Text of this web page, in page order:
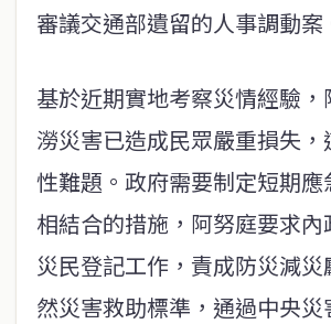
審議交通部遺留的人事調動案
基於近期實地考察災情經驗
澇災害已造成民眾嚴重損失
性難題。政府需要制定短期
相結合的措施，阿努庭要求
災民登記工作，責成防災減
然災害救助標準，通過中央